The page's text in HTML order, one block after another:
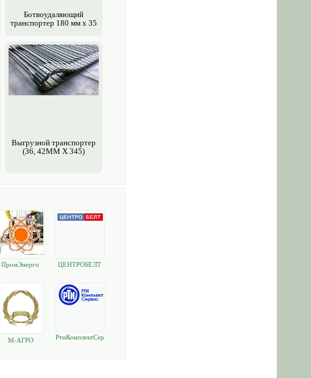
Ботвоудаляющий
транспортер 180 мм х 35
Выгрузной транспортер
(36, 42MM X 345)
ПромЭнерго ЦЕНТРОБЕЛТ
М-АГРО
РтиКомплектСер